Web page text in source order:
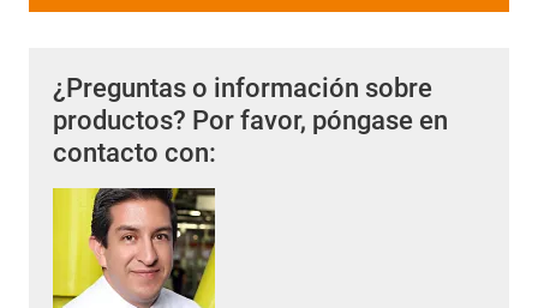
¿Preguntas o información sobre
productos? Por favor, póngase en
contacto con: